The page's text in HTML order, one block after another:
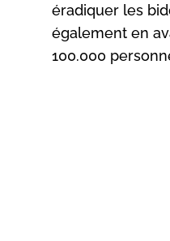
éradiquer les
également en
100.000